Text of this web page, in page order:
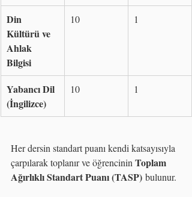
Din
Kültürü ve
Ahlak
Bilgisi
10 1
Yabancı Dil
(İngilizce)
10 1
Her dersin standart puanı kendi katsayısıyla
çarpılarak toplanır ve öğrencinin Toplam
Ağırlıklı Standart Puanı (TASP) bulunur.